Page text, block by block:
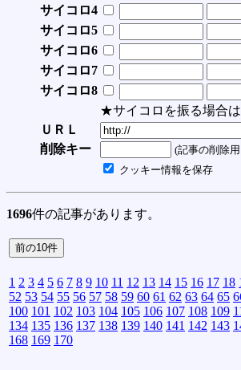
サイコロ4
サイコロ5
サイコロ6
サイコロ7
サイコロ8
★サイコロを振る場合
ＵＲＬ
削除キー
(記事の削除
クッキー情報を保存
1696件の記事があります。
1 2 3 4 5 6 7 8 9 10 11 12 13 14 15 16 17 18
52 53 54 55 56 57 58 59 60 61 62 63 64 65
100 101 102 103 104 105 106 107 108 109
134 135 136 137 138 139 140 141 142 143
168 169 170